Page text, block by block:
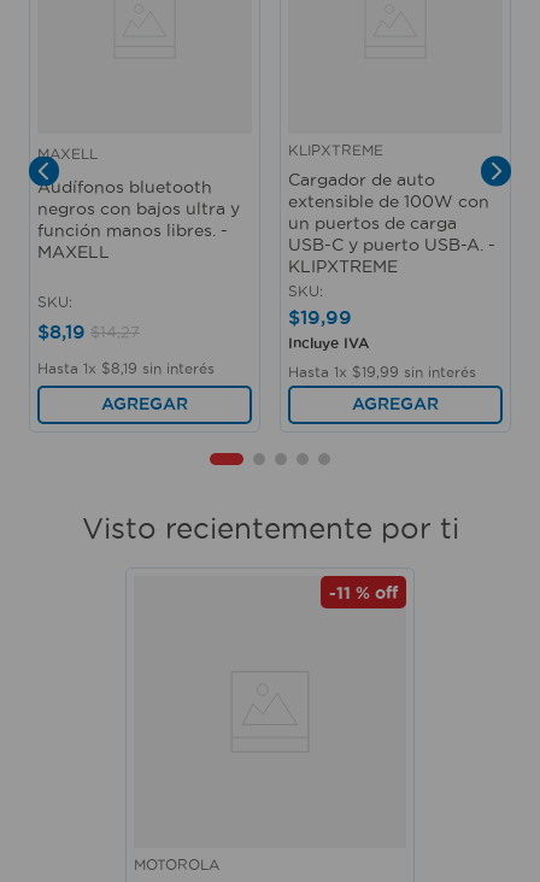
MAXELL
Audífonos bluetooth
negros con bajos ultra y
función manos libres. -
MAXELL
SKU:
$8,19 $14,27
Hasta 1x $8 19 sin interés
AGREGAR
KLIPXTREME
Cargador de auto
extensible de 100W con
un puertos de carga
USB-C y puerto USB-A. -
KLIPXTREME
SKU:
$19,99
Incluye IVA
Hasta 1x $19 99 sin interés
AGREGAR
Visto recientemente por ti
-11 % off
MOTOROLA